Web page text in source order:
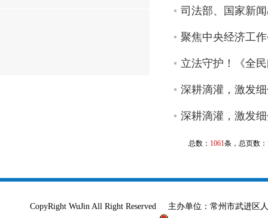
司法部、国家新
聚焦中央经济工
立法守护！《全
深耕滴灌，激发
深耕滴灌，激发
总数： 1061条，总页数：
CopyRight WuJin All Right Reserved 主办单位：常州市武进